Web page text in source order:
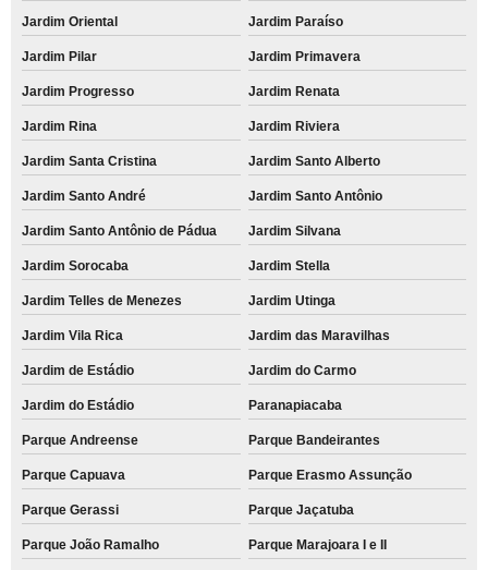
Jardim Oriental Jardim Paraíso
Jardim Pilar Jardim Primavera
Jardim Progresso Jardim Renata
Jardim Rina Jardim Riviera
Jardim Santa Cristina Jardim Santo Alberto
Jardim Santo André Jardim Santo Antônio
Jardim Santo Antônio de Pádua Jardim Silvana
Jardim Sorocaba Jardim Stella
Jardim Telles de Menezes Jardim Utinga
Jardim Vila Rica Jardim das Maravilhas
Jardim de Estádio Jardim do Carmo
Jardim do Estádio Paranapiacaba
Parque Andreense Parque Bandeirantes
Parque Capuava Parque Erasmo Assunção
Parque Gerassi Parque Jaçatuba
Parque João Ramalho Parque Marajoara I e II